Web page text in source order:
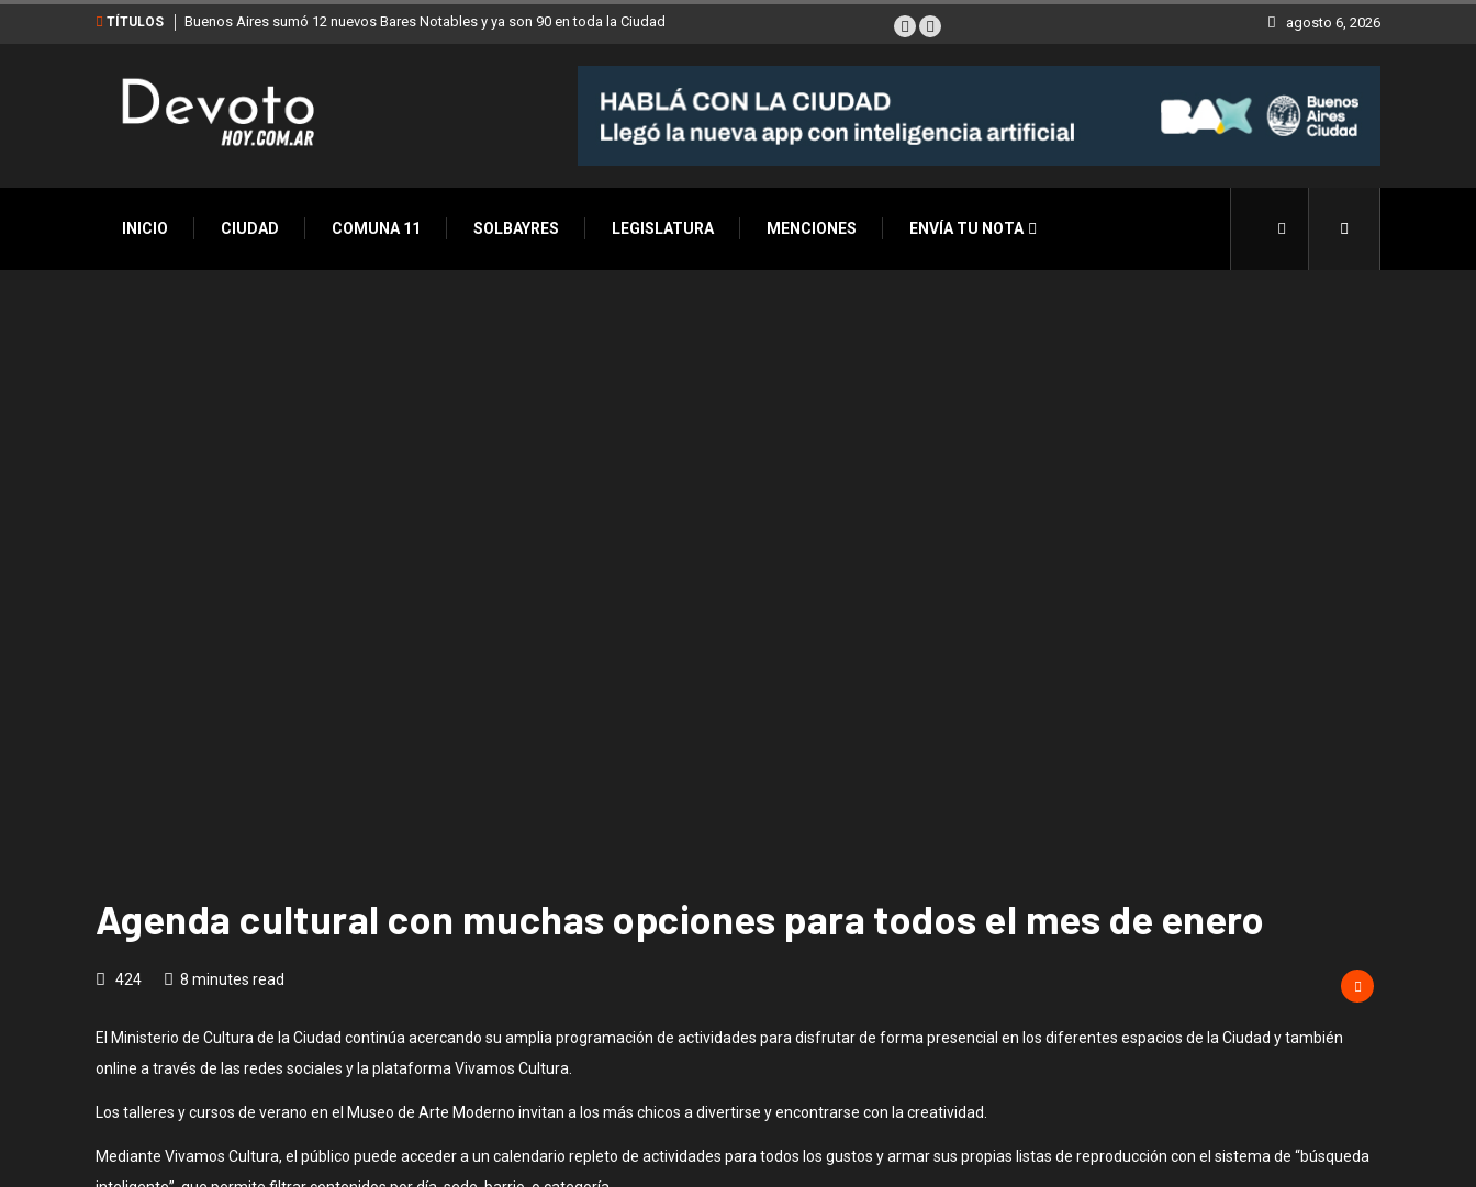
TÍTULOS Buenos Aires sumó 12 nuevos Bares Notables y ya son 90 en toda la Ciudad agosto 6, 2026
INICIO CIUDAD COMUNA 11 SOLBAYRES LEGISLATURA MENCIONES ENVÍA TU NOTA
Agenda cultural con muchas opciones para todos el mes de enero
424 8 minutes read
El Ministerio de Cultura de la Ciudad continúa acercando su amplia programación de actividades para disfrutar de forma presencial en los diferentes espacios de la Ciudad y también
online a través de las redes sociales y la plataforma Vivamos Cultura.
Los talleres y cursos de verano en el Museo de Arte Moderno invitan a los más chicos a divertirse y encontrarse con la creatividad.
Mediante Vivamos Cultura, el público puede acceder a un calendario repleto de actividades para todos los gustos y armar sus propias listas de reproducción con el sistema de “búsqueda